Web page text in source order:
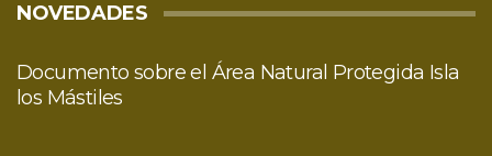
NOVEDADES
Documento sobre el Área Natural Protegida Isla
los Mástiles